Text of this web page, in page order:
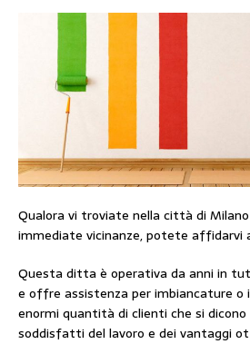
Qualora vi troviate nella città di
immediate vicinanze, potete affidarvi
Questa ditta è operativa da anni in
e offre assistenza per imbiancature o
enormi quantità di clienti che si
soddisfatti del lavoro e dei vantaggi